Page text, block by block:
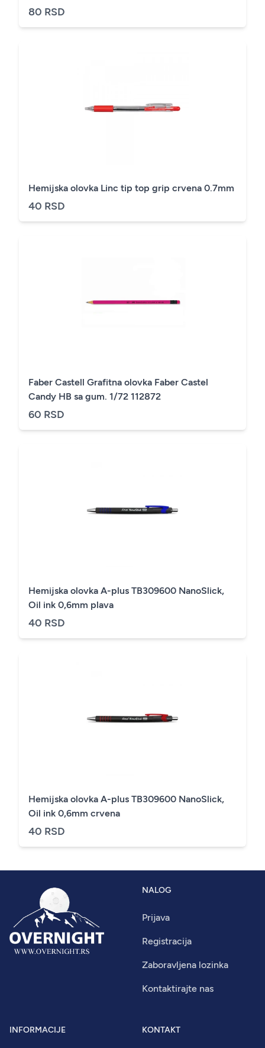
80 RSD
Hemijska olovka Linc tip top grip crvena 0.7mm
40 RSD
Faber Castell Grafitna olovka Faber Castel
Candy HB sa gum. 1/72 112872
60 RSD
Hemijska olovka A-plus TB309600 NanoSlick,
Oil ink 0,6mm plava
40 RSD
Hemijska olovka A-plus TB309600 NanoSlick,
Oil ink 0,6mm crvena
40 RSD
NALOG
Prijava
Registracija
Zaboravljena lozinka
Kontaktirajte nas
INFORMACIJE KONTAKT